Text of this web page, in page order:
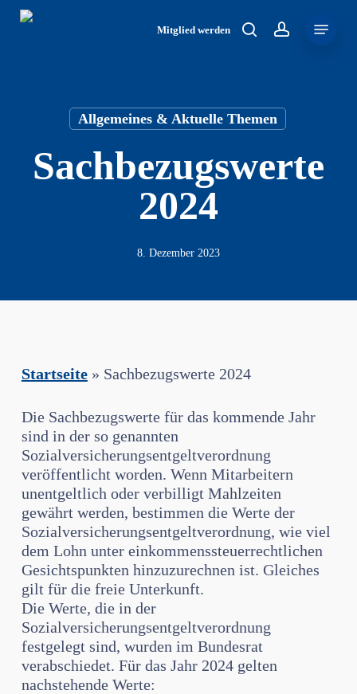
Skip
Mitglied werden searchaccount
Allgemeines & Aktuelle Themen
Sachbezugswerte
2024
8. Dezember 2023
Startseite» Sachbezugswerte 2024
Die Sachbezugswerte für das kommende Jahr
sind in der so genannten
Sozialversicherungsentgeltverordnung
veröffentlicht worden. Wenn Mitarbeitern
unentgeltlich oder verbilligt Mahlzeiten
gewährt werden, bestimmen die Werte der
Sozialversicherungsentgeltverordnung, wie viel
dem Lohn unter einkommenssteuerrechtlichen
Gesichtspunkten hinzuzurechnen ist. Gleiches
gilt für die freie Unterkunft.
Die Werte, die in der
Sozialversicherungsentgeltverordnung
festgelegt sind, wurden im Bundesrat
verabschiedet. Für das Jahr 2024 gelten
nachstehende Werte: